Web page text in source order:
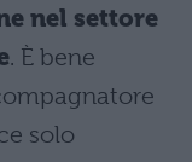
nel settore
. È bene
solo